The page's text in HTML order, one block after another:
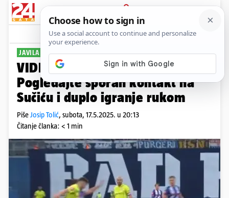
PRIJAVA
Sport Komentari
JAVILA SE VAR SOBA
VIDEO Je li to penal za Dinamo?
Pogledajte sporan kontakt na
Sučiću i duplo igranje rukom
PišeJosip Tolić, subota, 17.5.2025. u 20:13
Čitanje članka: < 1 min